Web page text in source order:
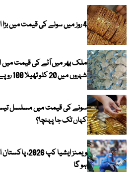
4 روز میں سونے کی قیمت میں بڑا اضافہ
ملک بھر میں آٹے کی قیمت میں
شہروں میں 20 کلو تھیلا 100 روپے تک مہنگا
سونے کی قیمت میں مسلسل
کہاں تک جا پہنچا؟
ویمنز ایشیا کپ
ہو گا